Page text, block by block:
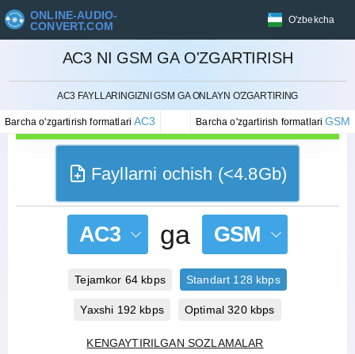
ONLINE-AUDIO-
CONVERT.COM
O'zbekcha
AC3 NI GSM GA O'ZGARTIRISH
AC3 FAYLLARINGIZNI GSM GA ONLAYN O'ZGARTIRING
Barcha o'zgartirish formatlariAC3 Barcha o'zgartirish formatlariGSM
BEKOR QILISH
Fayllarni ochish (<4.8Gb)
AC3 ga GSM
Tejamkor 64 kbps Standart 128 kbps
Yaxshi 192 kbps Optimal 320 kbps
KENGAYTIRILGAN SOZLAMALAR